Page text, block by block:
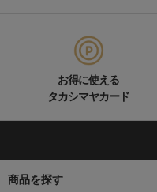
お得に使える
タカシマヤカード
商品を探す